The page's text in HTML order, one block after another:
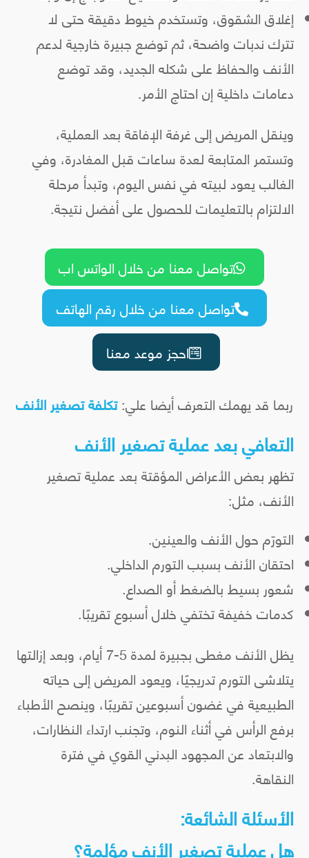
إغلاق الشقوق، وتستخدم خيوط دقيقة حتى لا
تترك ندبات واضحة، ثم توضع جبيرة خارجية لدعم
الأنف والحفاظ على شكله الجديد، وقد توضع
دعامات داخلية إن احتاج الأمر.
وينقل المريض إلى غرفة الإفاقة بعد العملية،
وتستمر المتابعة لعدة ساعات قبل المغادرة، وفي
الغالب يعود لبيته في نفس اليوم، وتبدأ مرحلة
الالتزام بالتعليمات للحصول على أفضل نتيجة.
تواصل معنا من خلال الواتس اب
تواصل معنا من خلال رقم الهاتف
احجز موعد معنا
ربما قد يهمك التعرف أيضا علي:تكلفة تصغير الأنف
التعافي بعد عملية تصغير الأنف
تظهر بعض الأعراض المؤقتة بعد عملية تصغير
الأنف، مثل:
التورّم حول الأنف والعينين.
احتقان الأنف بسبب التورم الداخلي.
شعور بسيط بالضغط أو الصداع.
كدمات خفيفة تختفي خلال أسبوع تقريبًا.
يظل الأنف مغطى بجبيرة لمدة 5-7 أيام، وبعد إزالتها
يتلاشى التورم تدريجيًا، ويعود المريض إلى حياته
الطبيعية في غضون أسبوعين تقريبًا، وينصح الأطباء
برفع الرأس في أثناء النوم، وتجنب ارتداء النظارات،
والابتعاد عن المجهود البدني القوي في فترة
النقاهة.
الأسئلة الشائعة:
هل عملية تصغير الأنف مؤلمة؟